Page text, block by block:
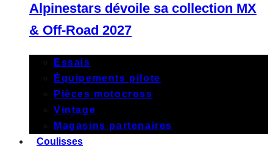
Alpinestars dévoile sa collection MX
& Off-Road 2027
Essais
Équipements pilote
Pièces motocross
Vintage
Magasins partenaires
Coulisses